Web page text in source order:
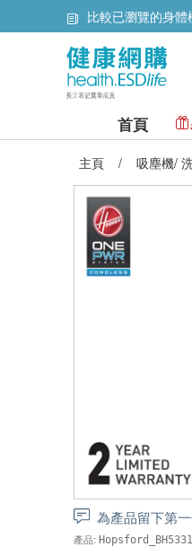
比較已瀏覽的身體
首頁
主頁 / 吸塵機/
為產品留下第
產品: